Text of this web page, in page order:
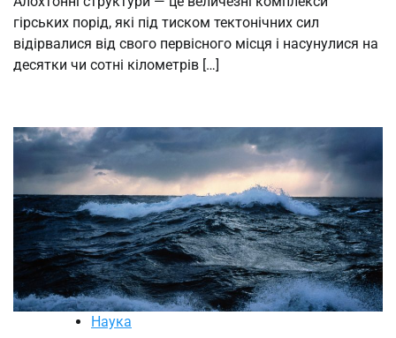
гірських порід, які під тиском тектонічних сил
відірвалися від свого первісного місця і насунулися на
десятки чи сотні кілометрів […]
Наука